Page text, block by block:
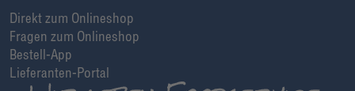
Direkt zum Onlineshop
Fragen zum Onlineshop
Bestell-App
Lieferanten-Portal